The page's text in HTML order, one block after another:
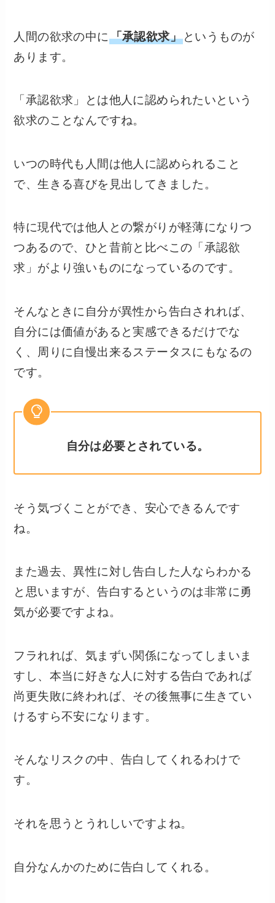
人間の欲求の中に 「承認欲求」 というものが
あります。
「承認欲求」とは他人に認められたいという
欲求のことなんですね。
いつの時代も人間は他人に認められること
で、生きる喜びを見出してきました。
特に現代では他人との繋がりが軽薄になりつ
つあるので、ひと昔前と比べこの「承認欲
求」がより強いものになっているのです。
そんなときに自分が異性から告白されれば、
自分には価値があると実感できるだけでな
く、周りに自慢出来るステータスにもなるの
です。
自分は必要とされている。
そう気づくことができ、安心できるんです
ね。
また過去、異性に対し告白した人ならわかる
と思いますが、告白するというのは非常に勇
気が必要ですよね。
フラれれば、気まずい関係になってしまいま
すし、本当に好きな人に対する告白であれば
尚更失敗に終われば、その後無事に生きてい
けるすら不安になります。
そんなリスクの中、告白してくれるわけで
す。
それを思うとうれしいですよね。
自分なんかのために告白してくれる。